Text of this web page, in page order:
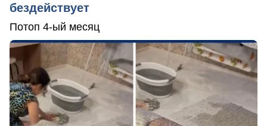
бездействует
Потоп 4-ый месяц